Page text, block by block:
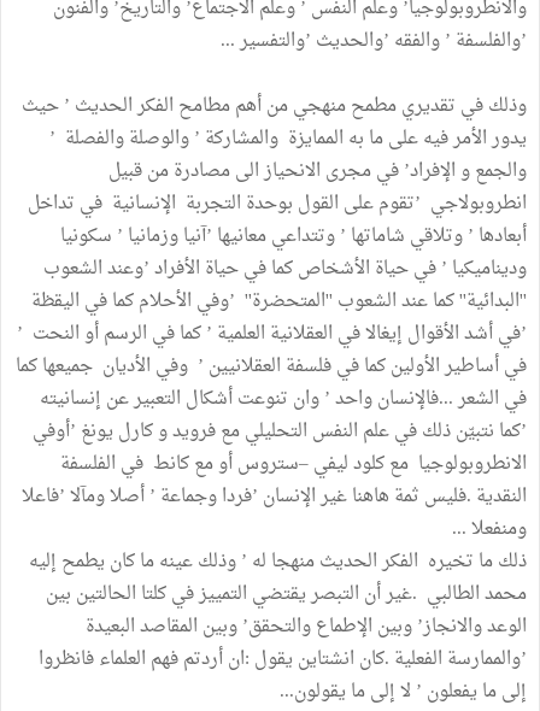
والانطروبولوجيا’ وعلم النفس ’ وعلم الاجتماع’ والتاريخ’ والفنون
’والفلسفة ’ والفقه ’والحديث ’والتفسير ...
وذلك في تقديري مطمح منهجي من أهم مطامح الفكر الحديث ’ حيث
يدور الأمر فيه على ما به الممايزة والمشاركة ’ والوصلة والفصلة ’
والجمع و الإفراد’ في مجرى الانحياز الى مصادرة من قبيل
انطروبولاجي ’تقوم على القول بوحدة التجربة الإنسانية في تداخل
أبعادها ’ وتلاقي شاماتها ’ وتتداعي معانيها ’آنيا وزمانيا ’ سكونيا
وديناميكيا ’ في حياة الأشخاص كما في حياة الأفراد ’وعند الشعوب
''البدائية'' كما عند الشعوب ''المتحضرة'' ’وفي الأحلام كما في اليقظة
’في أشد الأقوال إيغالا في العقلانية العلمية ’ كما في الرسم أو النحت ’
في أساطير الأولين كما في فلسفة العقلانيين ’ وفي الأديان جميعها كما
في الشعر ...فالإنسان واحد ’ وان تنوعت أشكال التعبير عن إنسانيته
’كما نتبيّن ذلك في علم النفس التحليلي مع فرويد و كارل يونغ ’أوفي
الانطروبولوجيا مع كلود ليفي –ستروس أو مع كانط في الفلسفة
النقدية .فليس ثمة هاهنا غير الإنسان ’فردا وجماعة ’ أصلا ومآلا ’فاعلا
ومنفعلا ...
ذلك ما تخيره الفكر الحديث منهجا له ’ وذلك عينه ما كان يطمح إليه
محمد الطالبي .غير أن التبصر يقتضي التمييز في كلتا الحالتين بين
الوعد والانجاز’ وبين الإطماع والتحقق’ وبين المقاصد البعيدة
’والممارسة الفعلية .كان انشتاين يقول :ان أردتم فهم العلماء فانظروا
إلى ما يفعلون ’ لا إلى ما يقولون...